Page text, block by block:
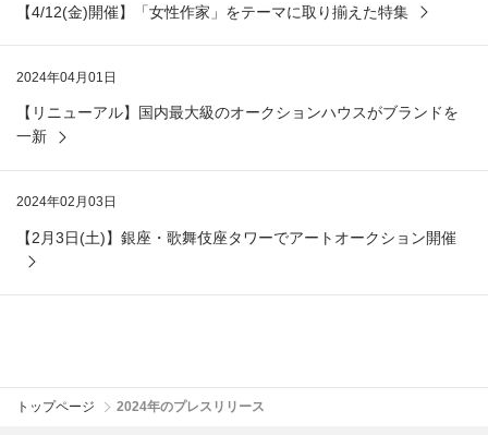
【4/12(金)開催】「女性作家」をテーマに取り揃えた特集
2024年04月01日
【リニューアル】国内最大級のオークションハウスがブランドを
一新
2024年02月03日
【2月3日(土)】銀座・歌舞伎座タワーでアートオークション開催
トップページ 2024年のプレスリリース